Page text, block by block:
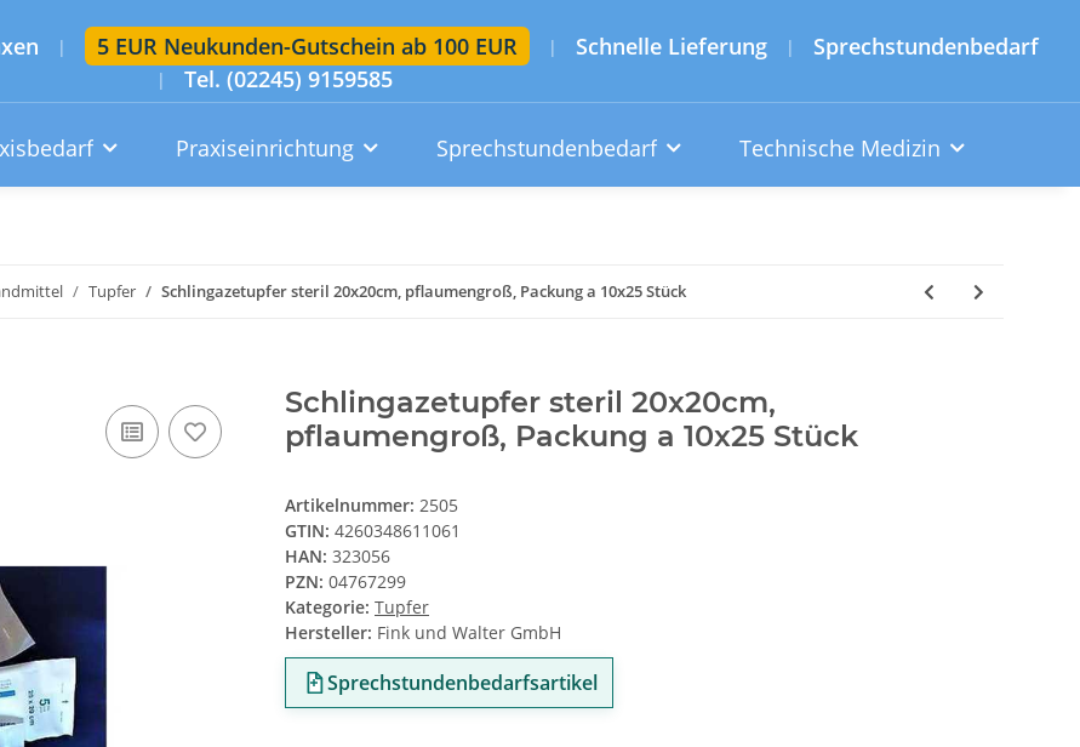
| 5 EUR Neukunden-Gutschein ab 100 EUR | Schnelle Lieferung | Sprechstundenbedarf
| Tel. (02245) 9159585
Praxiseinrichtung Sprechstundenbedarf Technische Medizin
Konto
Wunschzettel Warenkorb
Tupfer Schlingazetupfer steril 20x20cm, pflaumengroß, Packung a 10x25 Stück
Schlingazetupfer steril 20x20cm,
pflaumengroß, Packung a 10x25 Stück
Artikelnummer: 2505
GTIN: 4260348611061
HAN: 323056
PZN: 04767299
Kategorie: Tupfer
Hersteller: Fink und Walter GmbH
Sprechstundenbedarfsartikel